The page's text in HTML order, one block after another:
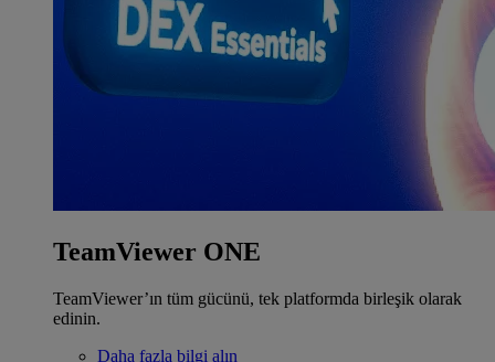
TeamViewer ONE
TeamViewer’ın tüm gücünü, tek platformda birleşik olarak
edinin.
Daha fazla bilgi alın